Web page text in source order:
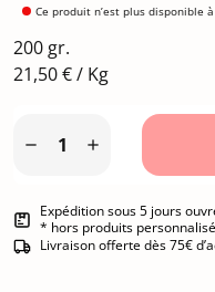
Ce produit n’est plus disponible
200 gr.
21,50 € / Kg
 
Expédition sous 5 jours
* hors produits
Livraison offerte dès 75€